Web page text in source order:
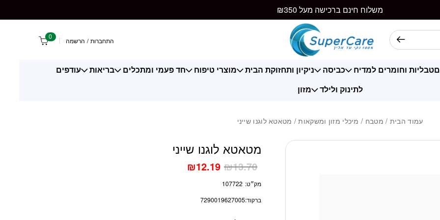
משלוח חינם ברכישה מעל ₪350
התחברות / הרשמה 0
טבליות וחומרים למדיח כביסה ניקיון ותחזוקת הבית מוצרי טיפוח חד פעמי ומתכלים בריאות
עודפים
לתינוק ולילד
מזון
עמוד הבית / מטבח / מיכלי מזון ומשקאות/ מטאטא לוגנו שייני
מטאטא לוגנו שייני
₪13.70
₪12.19
מק״ט: 107722
ברקוד:7290019627005